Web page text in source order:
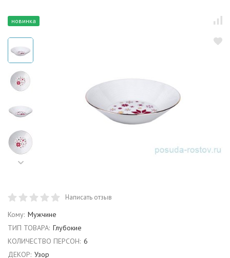
новинка
Написать отзыв
Кому: Мужчине
ТИП ТОВАРА: Глубокие
КОЛИЧЕСТВО ПЕРСОН: 6
ДЕКОР: Узор